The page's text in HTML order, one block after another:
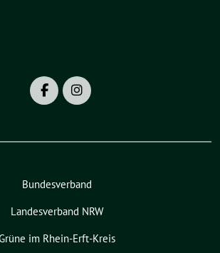
Bundesverband
Landesverband NRW
im Rhein-Erft-Kreis